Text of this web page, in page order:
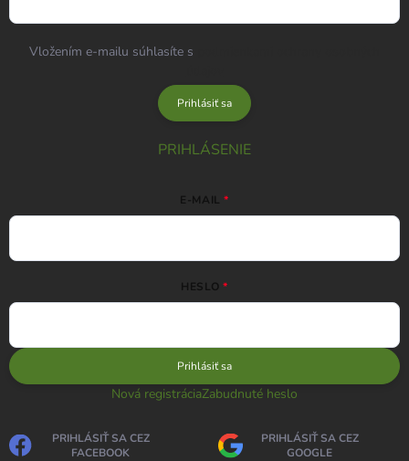
Vložením e-mailu súhlasíte s
Prihlásiť sa
PRIHLÁSENIE
E-MAIL
HESLO
Prihlásiť sa
Nová registráciaZabudnuté heslo
PRIHLÁSIŤ SA CEZ
FACEBOOK
PRIHLÁSIŤ SA CEZ
GOOGLE